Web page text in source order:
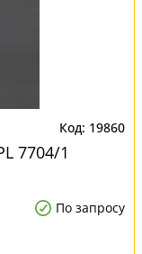
19860
7704/1
По запросу